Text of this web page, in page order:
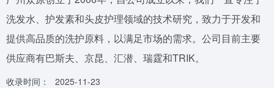
洗发水、护发素和头皮护理领域的技术研究，致力于开发和
提供高品质的洗护原料，以满足市场的需求。公司目前主要
供应商有巴斯夫、京昆、汇潜、瑞霆和TRIK。
收录时间： 2025-11-23